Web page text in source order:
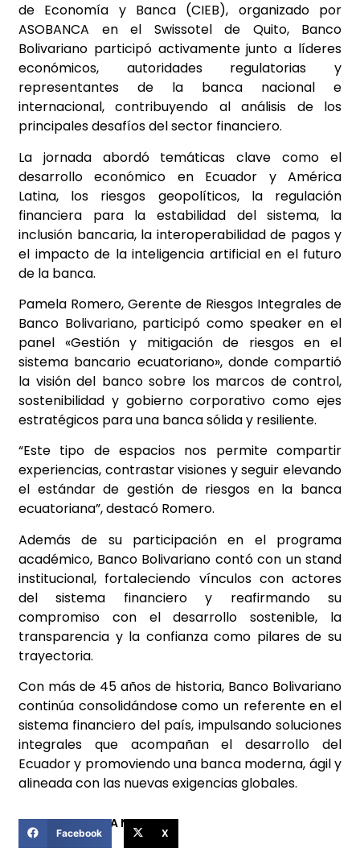
de Economía y Banca (CIEB), organizado por
ASOBANCA en el Swissotel de Quito, Banco
Bolivariano participó activamente junto a líderes
económicos, autoridades regulatorias y
representantes de la banca nacional e
internacional, contribuyendo al análisis de los
principales desafíos del sector financiero.
La jornada abordó temáticas clave como el
desarrollo económico en Ecuador y América
Latina, los riesgos geopolíticos, la regulación
financiera para la estabilidad del sistema, la
inclusión bancaria, la interoperabilidad de pagos y
el impacto de la inteligencia artificial en el futuro
de la banca.
Pamela Romero, Gerente de Riesgos Integrales de
Banco Bolivariano, participó como speaker en el
panel «Gestión y mitigación de riesgos en el
sistema bancario ecuatoriano», donde compartió
la visión del banco sobre los marcos de control,
sostenibilidad y gobierno corporativo como ejes
estratégicos para una banca sólida y resiliente.
“Este tipo de espacios nos permite compartir
experiencias, contrastar visiones y seguir elevando
el estándar de gestión de riesgos en la banca
ecuatoriana”, destacó Romero.
Además de su participación en el programa
académico, Banco Bolivariano contó con un stand
institucional, fortaleciendo vínculos con actores
del sistema financiero y reafirmando su
compromiso con el desarrollo sostenible, la
transparencia y la confianza como pilares de su
trayectoria.
Con más de 45 años de historia, Banco Bolivariano
continúa consolidándose como un referente en el
sistema financiero del país, impulsando soluciones
integrales que acompañan el desarrollo del
Ecuador y promoviendo una banca moderna, ágil y
alineada con las nuevas exigencias globales.
COMPARTIR ESTA NOTICIA
Facebook X